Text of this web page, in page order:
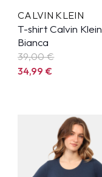
CALVIN KLEIN
T-shirt Calvin Klein
Bianca
39,00 €
34,99€